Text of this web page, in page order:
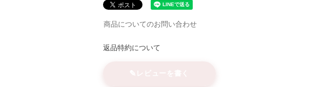
商品についてのお問い合わせ
返品特約について